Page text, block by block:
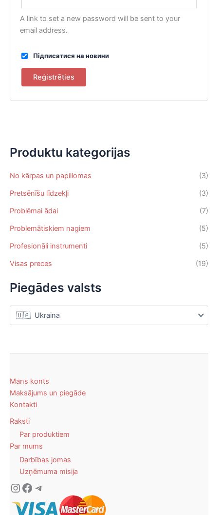
A link to set a new password will be sent to your
email address.
Підписатися на новини
Reģistrēties
Produktu kategorijas
No kārpas un papillomas
(3)
Pretsēnīšu līdzekļi
(3)
Problēmai ādai
(7)
Problemātiskiem nagiem
(5)
Profesionāli instrumenti
(5)
Visas preces
(19)
Piegādes valsts
Mans konts
Maksājums un piegāde
Kontakti
Raksti
Par produktiem
Par mums
Darbības jomas
Uzņēmuma misija
Instagram
Facebook
Telegram